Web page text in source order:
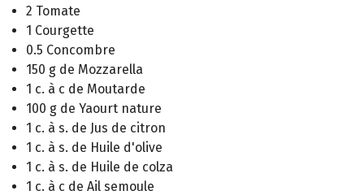
2 Tomate
1 Courgette
0.5 Concombre
150 g de Mozzarella
1 c. à c de Moutarde
100 g de Yaourt nature
1 c. à s. de Jus de citron
1 c. à s. de Huile d'olive
1 c. à s. de Huile de colza
1 c. à c de Ail semoule